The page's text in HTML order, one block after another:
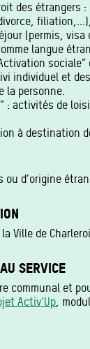
des étrangers
(permis,
langue
sociale”
individuel et
la personne.
: activités de
à destination
ou d'origine
Ville de
SERVICE
communal et
Activ’Up,